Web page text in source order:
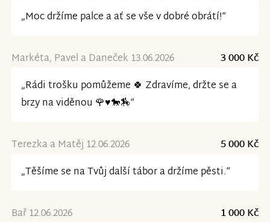
„Moc držíme palce a ať se vše v dobré obrátí!“
Markéta, Pavel a Daneček 13.06.2026
3 000 Kč
„Rádi trošku pomůžeme 🍀 Zdravíme, držte se a
brzy na viděnou 🌹♥️🐎🏇“
Terezka a Matěj 12.06.2026
5 000 Kč
„Těšíme se na Tvůj další tábor a držíme pěsti.“
Bař 12.06.2026
1 000 Kč